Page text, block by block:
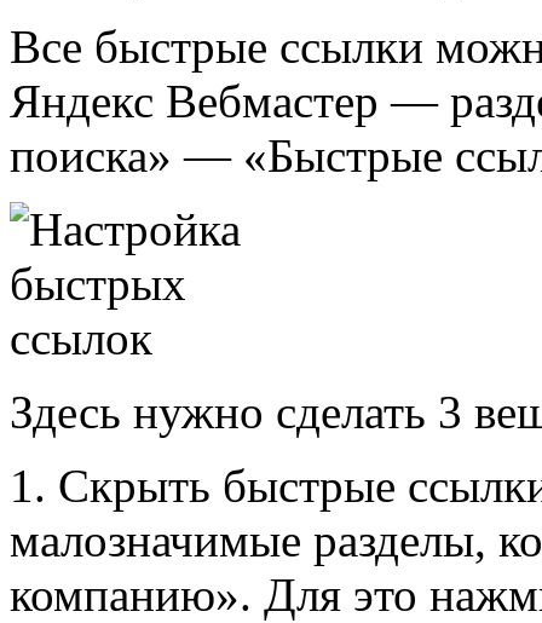
Все быстрые ссылки
Яндекс Вебмастер —
поиска» — «Быстрые
Здесь нужно сделать 3
1. Скрыть быстрые
малозначимые разделы,
компанию». Для это